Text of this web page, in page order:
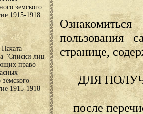
земского
1915-1918
"Списки лиц
право
1915-1918
пользования
странице,
ДЛЯ
после